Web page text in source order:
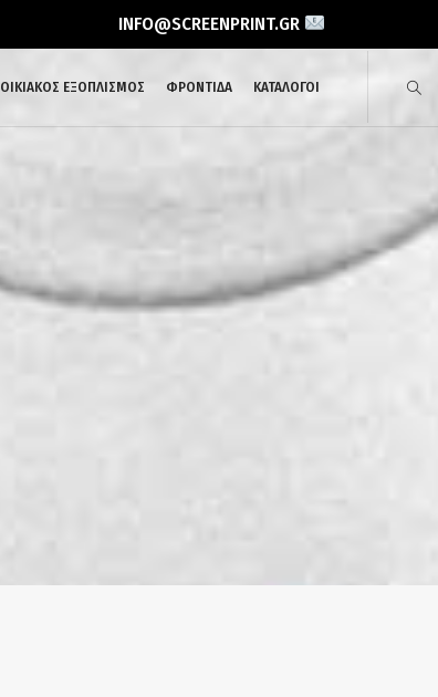
INFO@SCREENPRINT.GR
ΟΙΚΙΑΚΟΣ ΕΞΟΠΛΙΣΜΟΣ ΦΡΟΝΤΙΔΑ ΚΑΤΑΛΟΓΟΙ